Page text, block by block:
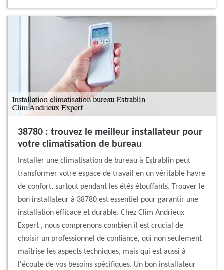
38780 : trouvez le meilleur installateur pour
votre climatisation de bureau
Installer une climatisation de bureau à Estrablin peut
transformer votre espace de travail en un véritable havre
de confort, surtout pendant les étés étouffants. Trouver le
bon installateur à 38780 est essentiel pour garantir une
installation efficace et durable. Chez Clim Andrieux
Expert , nous comprenons combien il est crucial de
choisir un professionnel de confiance, qui non seulement
maîtrise les aspects techniques, mais qui est aussi à
l'écoute de vos besoins spécifiques. Un bon installateur